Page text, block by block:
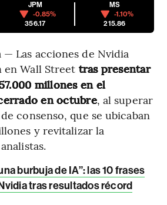
JPM
-0.85%
356.17
MS
-1.10%
215.86
— Las acciones de Nvidia
en Wall Street tras presentar
millones en el
en octubre, al superar
consenso, que se ubicaban
y revitalizar la
burbuja de IA”: las 10 frases
tras resultados récord